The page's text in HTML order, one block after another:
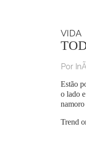
VIDA
Por
Estão
o lado
Trend